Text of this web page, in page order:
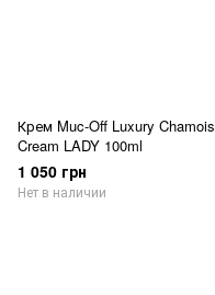
Крем Muc-Off Luxury Chamois
Cream LADY 100ml
1 050 грн
Нет в наличии